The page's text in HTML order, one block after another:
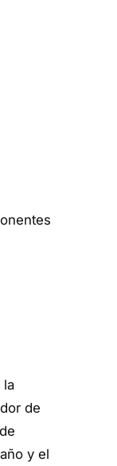
la
de
y el